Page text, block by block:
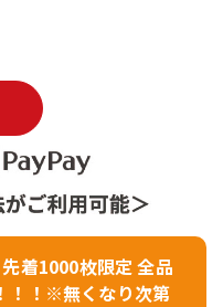
着1000枚限定 全品
！！※無くなり次第